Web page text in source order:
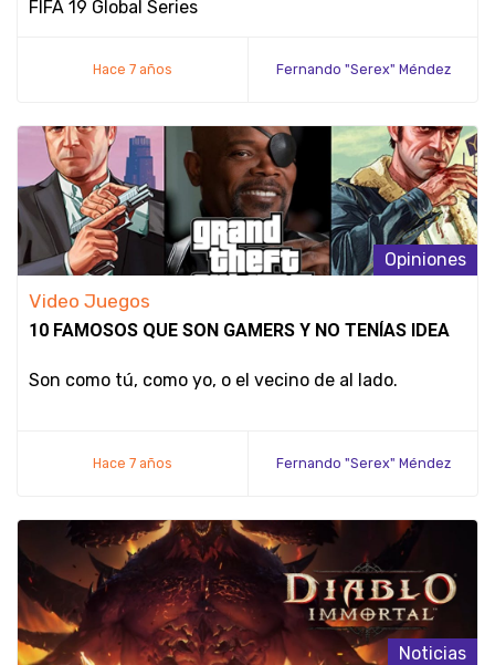
FIFA 19 Global Series
Hace 7 años Fernando "Serex" Méndez
Opiniones
Video Juegos
10 FAMOSOS QUE SON GAMERS Y NO TENÍAS IDEA
Son como tú, como yo, o el vecino de al lado.
Hace 7 años Fernando "Serex" Méndez
Noticias